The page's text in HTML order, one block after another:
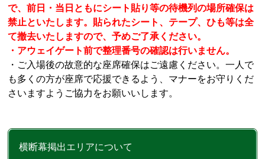
で、前日・当日ともにシート貼り等の待機列の場所確保は
禁止といたします。貼られたシート、テープ、ひも等は全
て撤去いたしますので、予めご了承ください。
・アウェイゲート前で整理番号の確認は行いません。
・ご入場後の故意的な座席確保はご遠慮ください。一人で
も多くの方が座席で応援できるよう、マナーをお守りくだ
さいますようご協力をお願いいします。
横断幕掲出エリアについて